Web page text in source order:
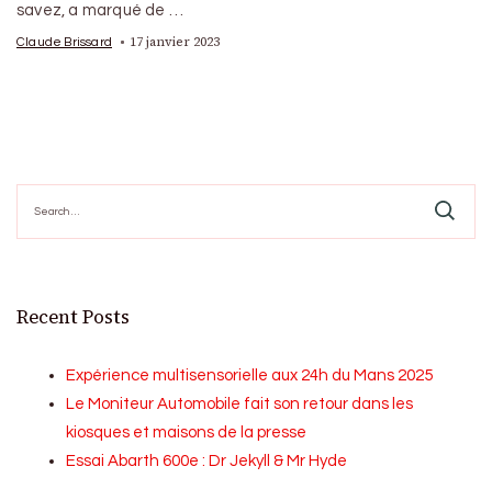
savez, a marqué de …
Claude Brissard 17 janvier 2023
for:
Recent Posts
Expérience multisensorielle aux 24h du Mans 2025
Le Moniteur Automobile fait son retour dans les
kiosques et maisons de la presse
Essai Abarth 600e : Dr Jekyll & Mr Hyde